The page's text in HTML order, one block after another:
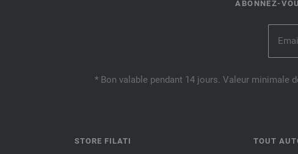
ABONNEZ-
* Bon valable pendant 14 jours. Valeur minimale
STORE FILATI TOUT